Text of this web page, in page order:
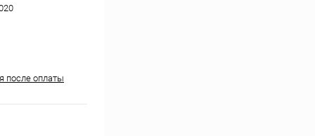
после оплаты